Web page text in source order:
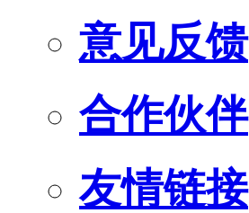
意见反馈
合作伙伴
友情链接